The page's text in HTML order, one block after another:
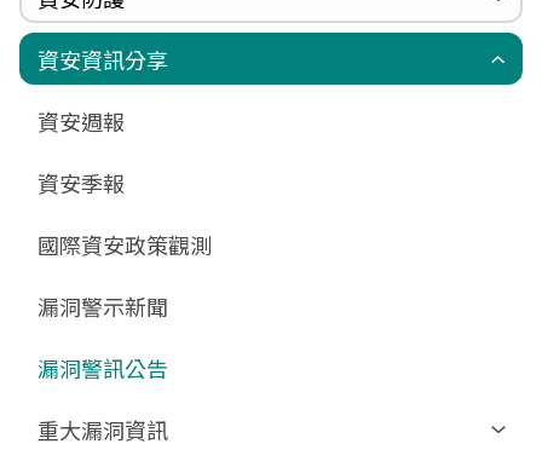
政府組態基準(GCB)
更新消息
GCB說明文件
GCB部署資源
GCB終止支援
資通安全弱點通報機制(VANS)
申請作業表單
數位影片教材
FAQ
端點偵測及應變機制(EDR)
相關文件與表單
零信任架構(ZTA)
相關文件與表單
驗證進度
國家資安聯防監控中心(N-SOC)
國家資安通報應變中心(N-CERT)
資安資訊分享
資安週報
資安季報
國際資安政策觀測
漏洞警示新聞
漏洞警訊公告
重大漏洞資訊